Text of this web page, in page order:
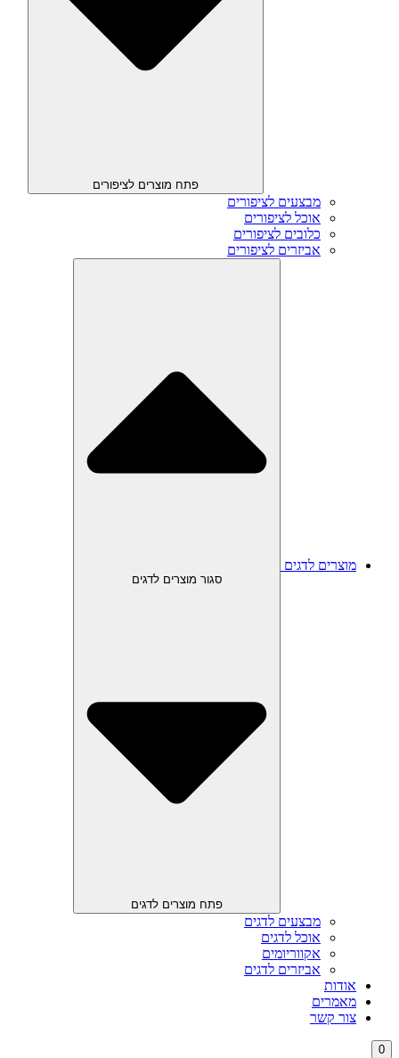
פתח מוצרים לציפורים
מבצעים לציפורים
אוכל לציפורים
כלובים לציפורים
אביזרים לציפורים
מוצרים לדגים
סגור מוצרים לדגים
פתח מוצרים לדגים
מבצעים לדגים
אוכל לדגים
אקווריומים
אביזרים לדגים
אודות
מאמרים
צור קשר
0